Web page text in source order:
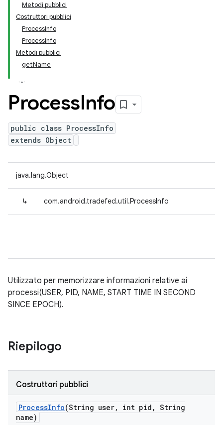
Metodi pubblici
Costruttori pubblici
ProcessInfo
ProcessInfo
Metodi pubblici
getName
ProcessInfo
public class ProcessInfo
extends Object
java.lang.Object
↳ com.android.tradefed.util.ProcessInfo
Utilizzato per memorizzare informazioni relative ai
processi(USER, PID, NAME, START TIME IN SECOND
SINCE EPOCH).
Riepilogo
Costruttori pubblici
ProcessInfo(String user, int pid , String
name)